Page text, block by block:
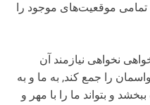
تمامی موقعیت‌های موجود را
نخواهی نیازمند آن
را جمع کند, به ما و به
و بتواند ما را با مهر و